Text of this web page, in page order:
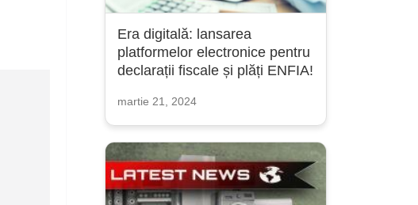
Era digitală: lansarea
platformelor electronice pentru
declarații fiscale și plăți ENFIA!
martie 21, 2024